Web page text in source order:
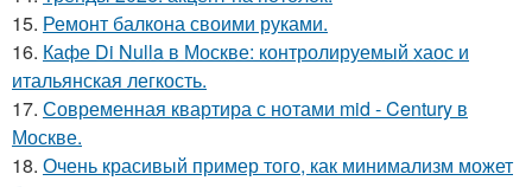
15. Ремонт балкона своими руками.
16. Кафе Di Nulla в Москве: контролируемый хаос и
итальянская легкость.
17. Современная квартира с нотами mid - Century в
Москве.
18. Очень красивый пример того, как минимализм может